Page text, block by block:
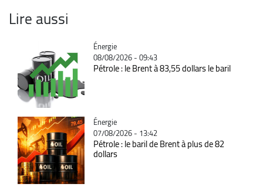
Lire aussi
Catégorie
Énergie
08/08/2026 - 09:43
Pétrole : le Brent à 83,55 dollars le baril
Catégorie
Énergie
07/08/2026 - 13:42
Pétrole : le baril de Brent à plus de 82
dollars